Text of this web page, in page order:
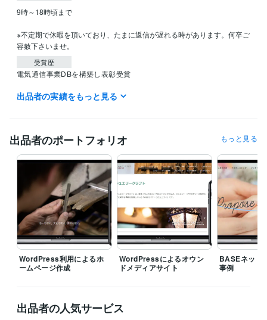
9時～18時頃まで
※不定期で休暇を頂いており、たまに返信が遅れる時があります。何卒ご
容赦下さいませ。
受賞歴
電気通信事業DBを構築し表彰受賞
資格・検定
ITパスポート 取得年 : 2020年
ITコーディネータ（ITC） 取得年 : 2020年
ITパスポート 取得年 : 2019年
プログラミング言語・フレームワーク
CSS:15年 HTML:15年JavaScript:15年
SQL:12年
MySQL:12年
ビジネス・クリエイティブツール
WordPress:15年Google サイト:5年Google スプレッドシート:10年
Google スライド:10年Google ドキュメント:10年BASE:5年
EC-CUBE:10年Shopify:5年 STORES:1年カラーミーショップ:2年
Google Analytics:10年
Google Search Console:10年
得意分野
出品者の実績をもっと見る
出品者のポートフォリオ もっと見る
WordPress利用によるホ
ームページ作成
WordPressによるオウン
ドメディアサイト
BASEネット
事例
出品者の人気サービス